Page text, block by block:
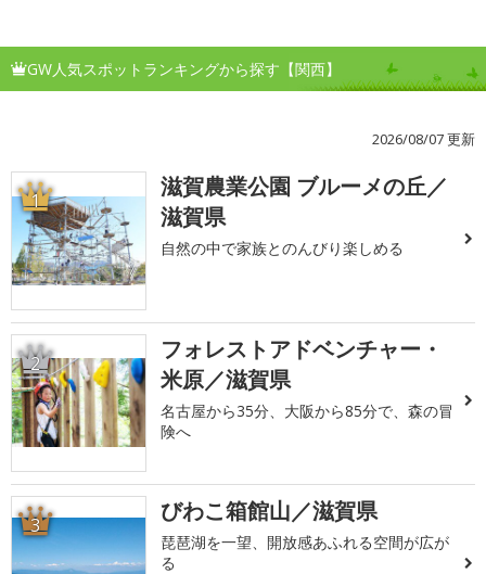
GW人気スポットランキングから探す【関西】
2026/08/07 更新
1
滋賀農業公園 ブルーメの丘／
滋賀県
自然の中で家族とのんびり楽しめる
2
フォレストアドベンチャー・
米原／滋賀県
名古屋から35分、大阪から85分で、森の冒
険へ
3 びわこ箱館山／滋賀県
琵琶湖を一望、開放感あふれる空間が広が
る